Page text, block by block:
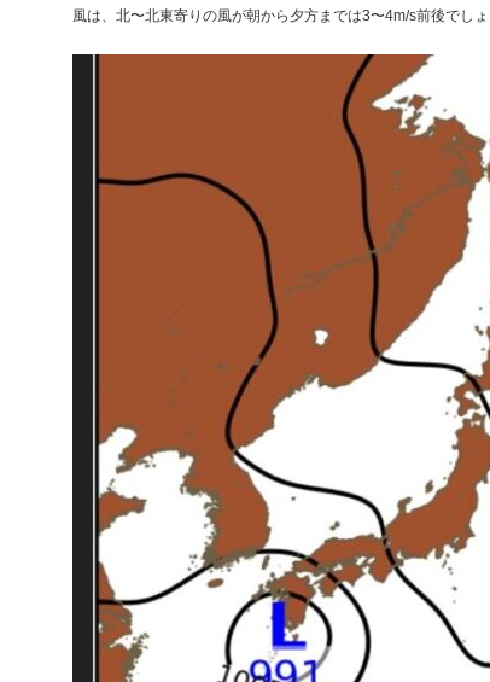
風は、北〜北東寄りの風が朝から夕方までは3〜4m/s前後でし